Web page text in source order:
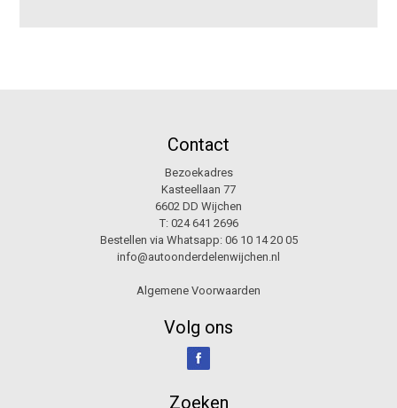
Contact
Bezoekadres
Kasteellaan 77
6602 DD Wijchen
T: 024 641 2696
Bestellen via Whatsapp: 06 10 14 20 05
info@autoonderdelenwijchen.nl
Algemene Voorwaarden
Volg ons
Zoeken